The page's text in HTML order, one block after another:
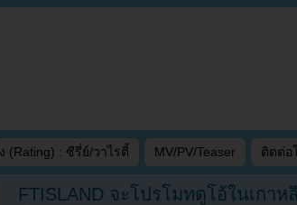
(Rating) : ซีรี่ย์/วาไรตี้ MV/PV/Teaser ติดต่
FTISLAND จะโปรโมทดูโอ้ในเกา